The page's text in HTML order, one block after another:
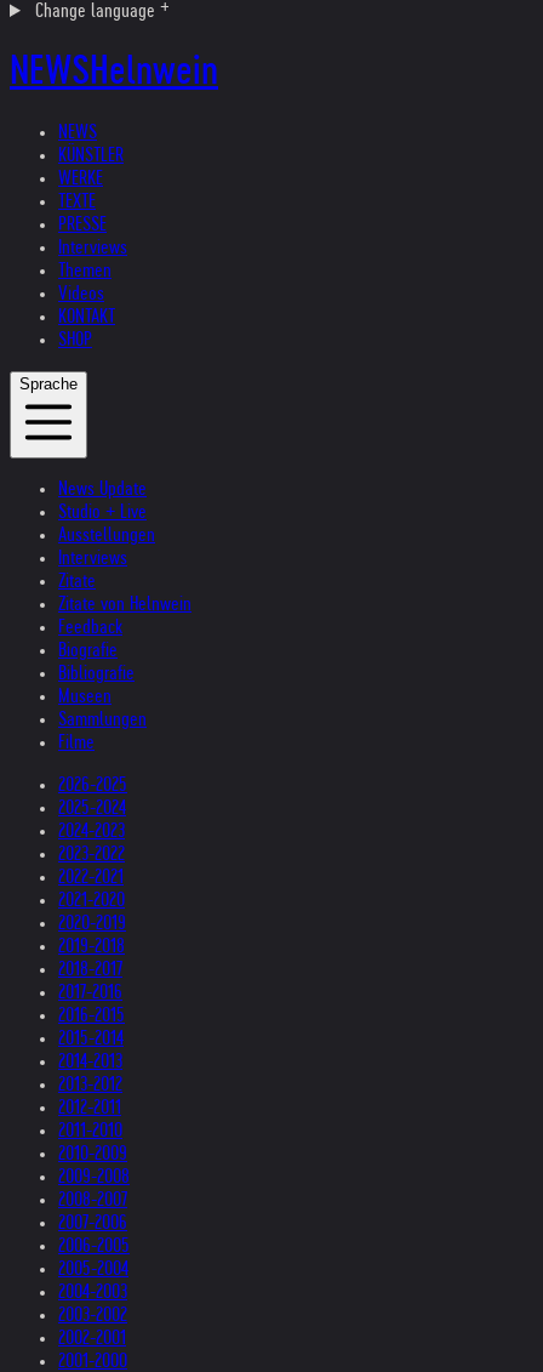
Change language
NEWSHelnwein
NEWS
KÜNSTLER
WERKE
TEXTE
PRESSE
Interviews
Themen
Videos
KONTAKT
SHOP
Sprache
News Update
Studio + Live
Ausstellungen
Interviews
Zitate
Zitate von Helnwein
Feedback
Biografie
Bibliografie
Museen
Sammlungen
Filme
2026-2025
2025-2024
2024-2023
2023-2022
2022-2021
2021-2020
2020-2019
2019-2018
2018-2017
2017-2016
2016-2015
2015-2014
2014-2013
2013-2012
2012-2011
2011-2010
2010-2009
2009-2008
2008-2007
2007-2006
2006-2005
2005-2004
2004-2003
2003-2002
2002-2001
2001-2000